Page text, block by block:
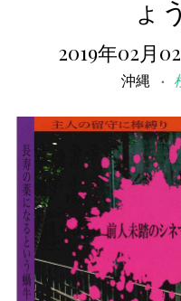
ょ
2019年02月
沖縄